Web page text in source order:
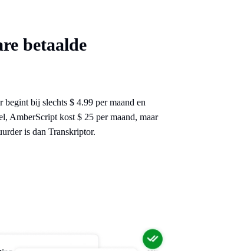
betaalde
begint bij slechts $ 4.99 per maand en
AmberScript kost $ 25 per maand, maar
is dan Transkriptor.